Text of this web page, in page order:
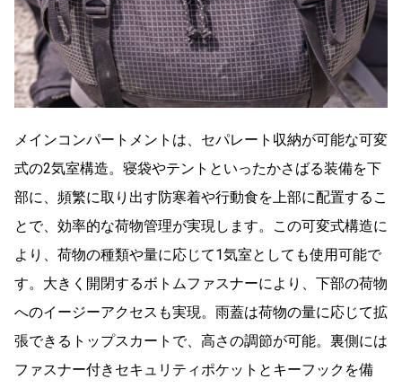
メインコンパートメントは、セパレート収納が可能な可変
式の2気室構造。寝袋やテントといったかさばる装備を下
部に、頻繁に取り出す防寒着や行動食を上部に配置するこ
とで、効率的な荷物管理が実現します。この可変式構造に
より、荷物の種類や量に応じて1気室としても使用可能で
す。大きく開閉するボトムファスナーにより、下部の荷物
へのイージーアクセスも実現。雨蓋は荷物の量に応じて拡
張できるトップスカートで、高さの調節が可能。裏側には
ファスナー付きセキュリティポケットとキーフックを備